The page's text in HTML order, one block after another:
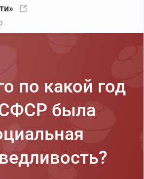
по какой год
была